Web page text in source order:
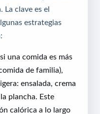
La clave es el
estrategias
si una comida es más
de familia),
ensalada, crema
plancha. Este
calórica a lo largo